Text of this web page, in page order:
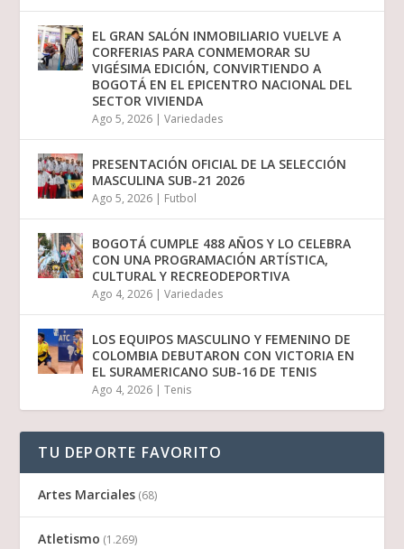
EL GRAN SALÓN INMOBILIARIO VUELVE A
CORFERIAS PARA CONMEMORAR SU
VIGÉSIMA EDICIÓN, CONVIRTIENDO A
BOGOTÁ EN EL EPICENTRO NACIONAL DEL
SECTOR VIVIENDA
Ago 5, 2026 |Variedades
PRESENTACIÓN OFICIAL DE LA SELECCIÓN
MASCULINA SUB-21 2026
Ago 5, 2026 | Futbol
BOGOTÁ CUMPLE 488 AÑOS Y LO CELEBRA
CON UNA PROGRAMACIÓN ARTÍSTICA,
CULTURAL Y RECREODEPORTIVA
Ago 4, 2026 |Variedades
LOS EQUIPOS MASCULINO Y FEMENINO DE
COLOMBIA DEBUTARON CON VICTORIA EN
EL SURAMERICANO SUB-16 DE TENIS
Ago 4, 2026 |Tenis
TU DEPORTE FAVORITO
Artes Marciales (68)
Atletismo (1.269)